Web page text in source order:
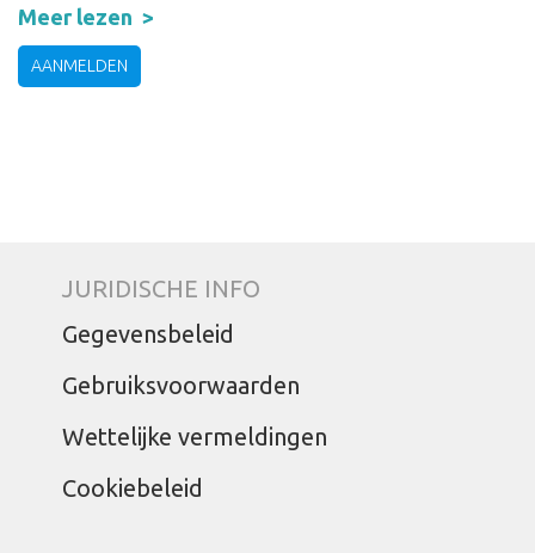
Meer lezen
AANMELDEN
JURIDISCHE INFO
Gegevensbeleid
Gebruiksvoorwaarden
Wettelijke vermeldingen
Cookiebeleid